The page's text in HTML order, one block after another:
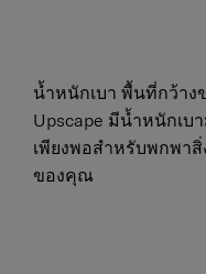
น้ำหนักเบา พื้นที่กว้าง
Upscape มีน้ำหนักเบ
เพียงพอสำหรับพกพา
ของคุณ